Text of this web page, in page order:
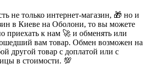
не только интернет-магазин, 🎁 но и
в Киеве на Оболони, то вы можете
приехать к нам 🚀 и обменять или
вам товар. Обмен возможен на
другой товар с доплатой или с
в стоимости. 💯